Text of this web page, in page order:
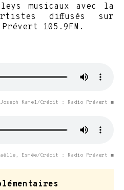
musicaux avec la
diffusés sur
105.9FM.
Kamel/Crédit : Radio Prévert ◼
Esmée/Crédit : Radio Prévert ◼